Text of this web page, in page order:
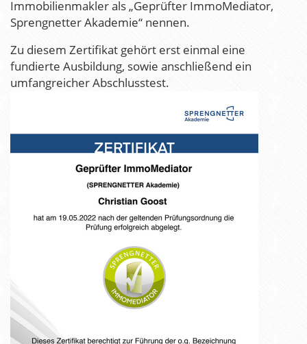
Immobilienmakler als „Geprüfter ImmoMediator,
Sprengnetter Akademie“ nennen.
Zu diesem Zertifikat gehört erst einmal eine
fundierte Ausbildung, sowie anschließend ein
umfangreicher Abschlusstest.